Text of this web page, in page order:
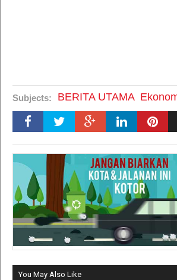
Subjects: BERITA UTAMA
You May Also Like